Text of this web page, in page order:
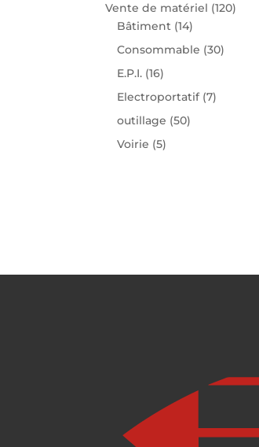
Vente de matériel (120)
Bâtiment (14)
Consommable (30)
E.P.I. (16)
Electroportatif (7)
outillage (50)
Voirie (5)